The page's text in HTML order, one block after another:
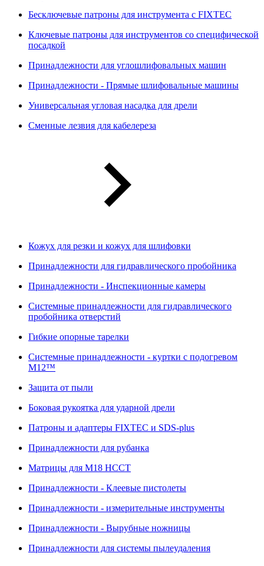
Бесключевые патроны для инструмента с FIXTEC
Ключевые патроны для инструментов со специфической
посадкой
Принадлежности для углошлифовальных машин
Принадлежности - Прямые шлифовальные машины
Универсальная угловая насадка для дрели
Сменные лезвия для кабелереза
Кожух для резки и кожух для шлифовки
Принадлежности для гидравлического пробойника
Принадлежности - Инспекционные камеры
Системные принадлежности для гидравлического
пробойника отверстий
Гибкие опорные тарелки
Системные принадлежности - куртки с подогревом
M12™
Защита от пыли
Боковая рукоятка для ударной дрели
Патроны и адаптеры FIXTEC и SDS-plus
Принадлежности для рубанка
Матрицы для M18 HCCT
Принадлежности - Клеевые пистолеты
Принадлежности - измерительные инструменты
Принадлежности - Вырубные ножницы
Принадлежности для системы пылеудаления